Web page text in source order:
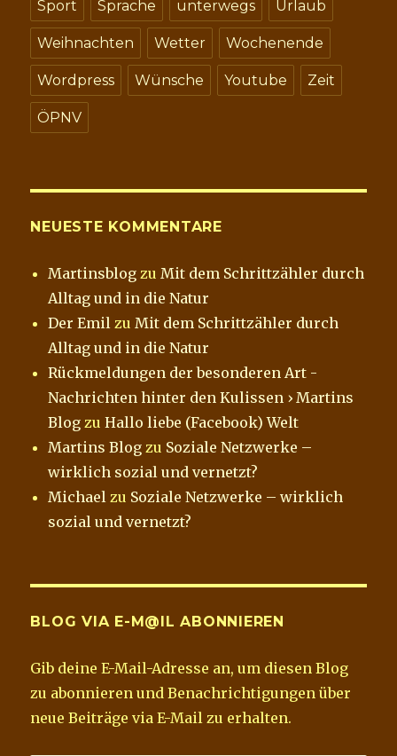
Sport Sprache unterwegs Urlaub
Weihnachten Wetter Wochenende
Wordpress Wünsche Youtube Zeit
ÖPNV
NEUESTE KOMMENTARE
Martinsblog zu Mit dem Schrittzähler durch
Alltag und in die Natur
Der Emil zu Mit dem Schrittzähler durch
Alltag und in die Natur
Rückmeldungen der besonderen Art -
Nachrichten hinter den Kulissen › Martins
Blog zuHallo liebe (Facebook) Welt
Martins Blog zu Soziale Netzwerke –
wirklich sozial und vernetzt?
Michael zu Soziale Netzwerke – wirklich
sozial und vernetzt?
BLOG VIA E-M@IL ABONNIEREN
Gib deine E-Mail-Adresse an, um diesen Blog
zu abonnieren und Benachrichtigungen über
neue Beiträge via E-Mail zu erhalten.